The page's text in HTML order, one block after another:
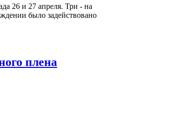
26 и 27 апреля. Три - на
было задействовано
плена